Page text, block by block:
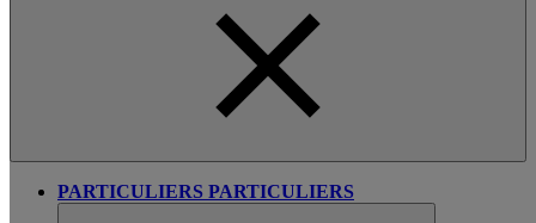
PARTICULIERS PARTICULIERS